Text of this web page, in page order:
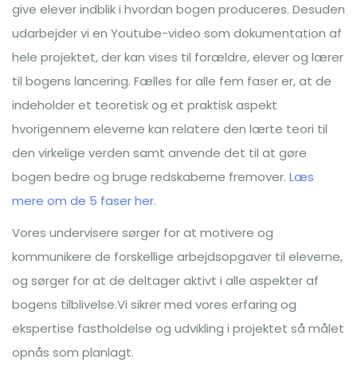
give elever indblik i hvordan bogen produceres. Desuden
udarbejder vi en Youtube-video som dokumentation af
hele projektet, der kan vises til forældre, elever og lærer
til bogens lancering. Fælles for alle fem faser er, at de
indeholder et teoretisk og et praktisk aspekt
hvorigennem eleverne kan relatere den lærte teori til
den virkelige verden samt anvende det til at gøre
bogen bedre og bruge redskaberne fremover. Læs
mere om de 5 faser her.
Vores undervisere sørger for at motivere og
kommunikere de forskellige arbejdsopgaver til eleverne,
og sørger for at de deltager aktivt i alle aspekter af
bogens tilblivelse.Vi sikrer med vores erfaring og
ekspertise fastholdelse og udvikling i projektet så målet
opnås som planlagt.